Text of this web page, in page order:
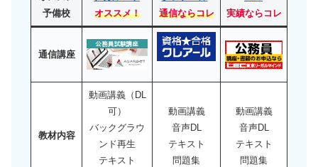
予備校
オススメ！
通信ならコレ
実績ならコレ
通信講座
教材内容
動画講義（DL
可）
バックグラウ
ンド再生
テキスト
動画講義
音声DL
テキスト
問題集
動画講義
音声DL
テキスト
問題集